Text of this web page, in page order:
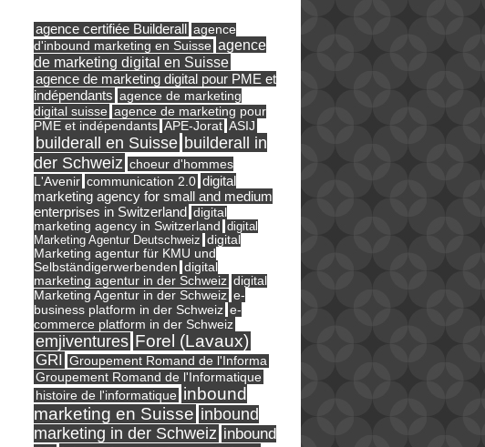
agence certifiée Builderall
agence
d'inbound marketing en Suisse agence
de marketing digital en Suisse
agence de marketing digital pour PME et
indépendants agence de marketing
digital suisse agence de marketing pour
PME et indépendants APE-Jorat ASIJ
builderall en Suisse builderall in
der Schweiz choeur d'hommes
L'Avenir communication 2.0 digital
marketing agency for small and medium
enterprises in Switzerland digital
marketing agency in Switzerland digital
Marketing Agentur Deutschweiz digital
Marketing agentur für KMU und
Selbständigerwerbenden digital
marketing agentur in der Schweiz digital
Marketing Agentur in der Schweiz e-
business platform in der Schweiz e-
commerce platform in der Schweiz
emjiventures Forel (Lavaux)
GRI Groupement Romand de l'Informa
Groupement Romand de l'Informatique
histoire de l'informatique inbound
marketing en Suisse inbound
marketing in der Schweiz inbound